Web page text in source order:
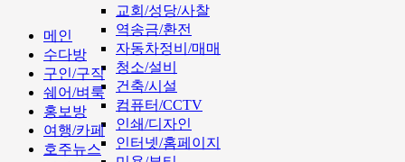
교회/성당/사찰
역송금/환전
자동차정비/매매
청소/설비
건축/시설
컴퓨터/CCTV
인쇄/디자인
인터넷/홈페이지
메인
수다방
구인/구직
쉐어/벼룩
홍보방
여행/카페
호주뉴스